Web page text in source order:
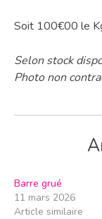
Soit 100€00 le
Selon stock
Photo non
Barre grué
11 mars 2026
Article similaire